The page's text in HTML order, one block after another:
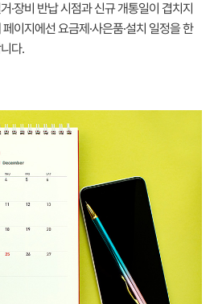
·장비 반납 시점과 신규 개통일이 겹치지
이지에선 요금제·사은품·설치 일정을 한
다.